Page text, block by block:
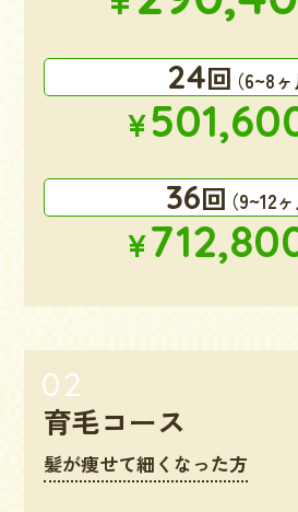
24回（6~8ヶ
¥
36回（9~12ヶ
¥
育毛コース
髪が痩せて細くなった方